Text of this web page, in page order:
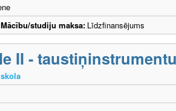
Mācību/studiju maksa: Līdzfinansējums
II -